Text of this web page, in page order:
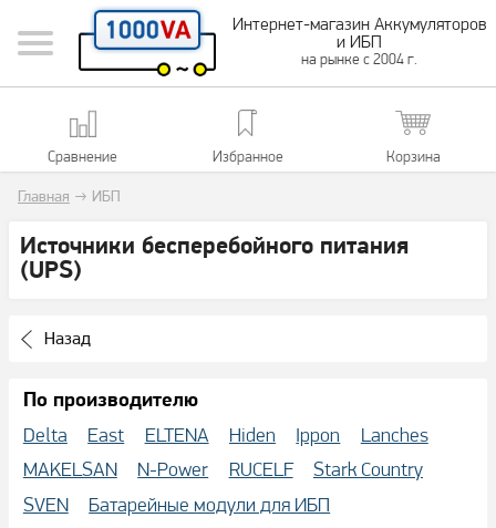
Интернет-магазин Аккумуляторов
и ИБП
на рынке с 2004 г.
Сравнение Избранное Корзина
Главная → ИБП
Источники бесперебойного питания
(UPS)
Назад
По производителю
Delta
East ELTENA Hiden Ippon
Lanches
MAKELSAN
N-Power RUCELF
Stark Country
SVEN
Батарейные модули для ИБП